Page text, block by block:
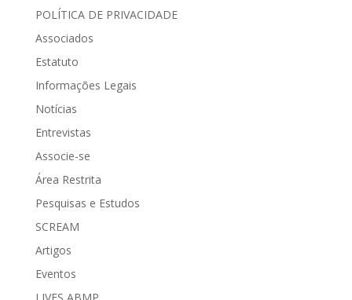
POLÍTICA DE PRIVACIDADE
Associados
Estatuto
Informações Legais
Notícias
Entrevistas
Associe-se
Área Restrita
Pesquisas e Estudos
SCREAM
Artigos
Eventos